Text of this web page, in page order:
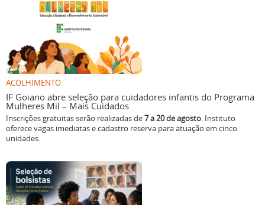
ACOLHIMENTO
IF Goiano abre seleção para cuidadores infantis do Programa
Mulheres Mil – Mais Cuidados
Inscrições gratuitas serão realizadas de7 a 20 de agosto. Instituto
oferece vagas imediatas e cadastro reserva para atuação em cinco
unidades.